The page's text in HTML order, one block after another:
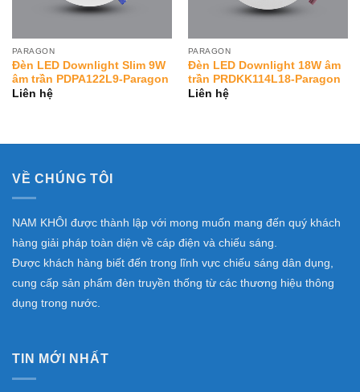
PARAGON
Đèn LED Downlight Slim 9W
âm trần PDPA122L9-Paragon
Liên hệ
PARAGON
Đèn LED Downlight 18W âm
trần PRDKK114L18-Paragon
Liên hệ
VỀ CHÚNG TÔI
NAM KHÔI được thành lập với mong muốn mang đến quý khách
hàng giải pháp toàn diện về cáp điện và chiếu sáng.
Được khách hàng biết đến trong lĩnh vực chiếu sáng dân dụng,
cung cấp sản phẩm đèn truyền thống từ các thương hiệu thông
dụng trong nước.
TIN MỚI NHẤT